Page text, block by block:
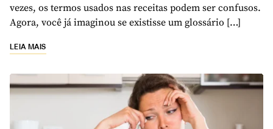
vezes, os termos usados nas receitas podem ser confusos.
Agora, você já imaginou se existisse um glossário […]
LEIA MAIS